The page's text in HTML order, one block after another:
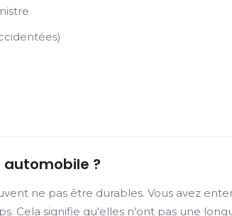
automobile ?
ne pas être durables. Vous avez
Cela signifie qu'elles n'ont pas une